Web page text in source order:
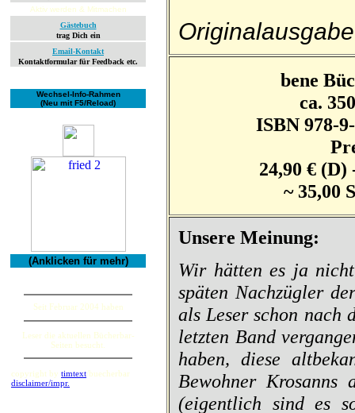
Aktiv werden & Mitmachen
Gästebuch
trag Dich ein
Email-Kontakt
Kontaktformular für Feedback etc.
Wechsel-Info-Rahmen
(Neu mit F5/Reload)
(Anklicken für mehr)
Seit Februar 2004 haben
Leser die aktuellen Bücherbar-
Seiten besucht.
copyright by timtext/buecherbar
disclaimer/impr.
Originalausgabe
bene
ca.
ISBN 978-
24,90 € (D)
~ 35,00
Unsere Meinung:
Wir hätten es ja
späten Nachzügler
als Leser schon nach
letzten Band
haben, diese
Bewohner Krosanns
(eigentlich sind es